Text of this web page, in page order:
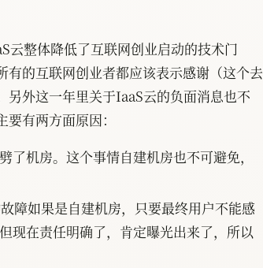
云整体降低了互联网创业启动的技术门
的互联网创业者都应该表示感谢（这个去
外这一年里关于IaaS云的负面消息也不
有两方面原因：
机房。这个事情自建机房也不可避免，
障如果是自建机房，只要最终用户不能感
现在责任明确了，肯定曝光出来了，所以